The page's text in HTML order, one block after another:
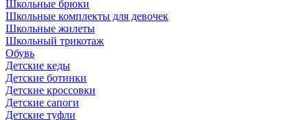
Школьные брюки
Школьные комплекты для девочек
Школьные жилеты
Школьный трикотаж
Обувь
Детские кеды
Детские ботинки
Детские кроссовки
Детские сапоги
Детские туфли